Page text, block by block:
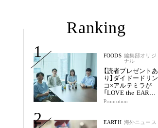
Ranking
1
FOODS 編集部オリジ
ナル
【読者プレゼントあ
り】ダイドードリン
コ×アルテミラが
「LOVE the EARTH
シリーズ」で目指す
Promotion
2 EARTH 海外ニュース